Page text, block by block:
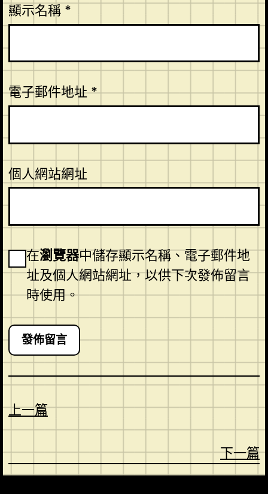
顯示名稱 *
電子郵件地址*
個人網站網址
在瀏覽器中儲存顯示名稱、電子郵件地
址及個人網站網址，以供下次發佈留言
時使用。
上一篇
下一篇